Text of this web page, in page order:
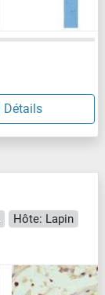
Détails
Hôte: Lapin